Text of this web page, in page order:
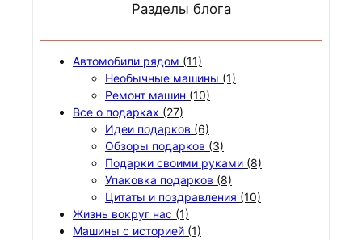
Разделы блога
Автомобили рядом (11)
Необычные машины (1)
Ремонт машин (10)
Все о подарках (27)
Идеи подарков (6)
Обзоры подарков (3)
Подарки своими руками(8)
Упаковка подарков (8)
Цитаты и поздравления (10)
Жизнь вокруг нас (1)
Машины с историей(1)